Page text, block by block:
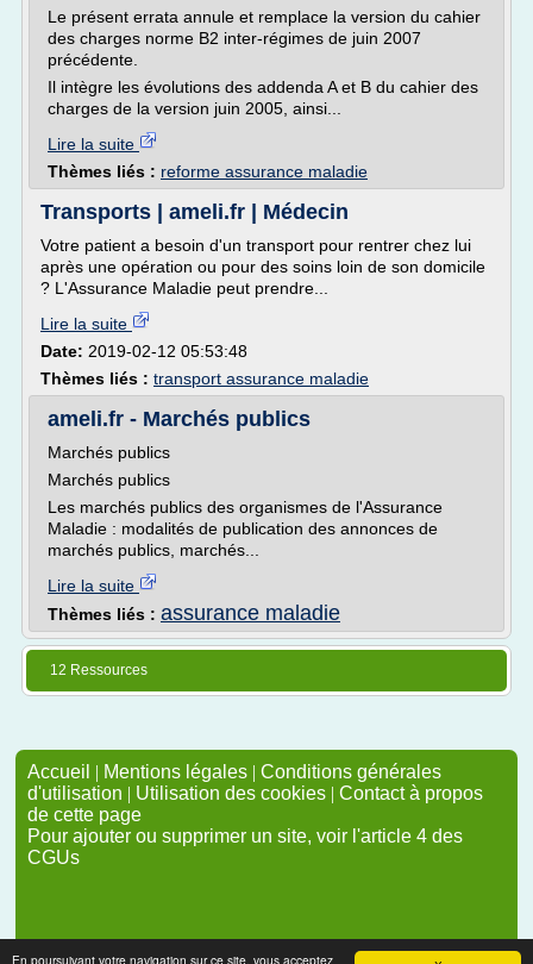
En poursuivant votre navigation sur ce site, vous acceptez
Le présent errata annule et remplace la version du cahier
des charges norme B2 inter-régimes de juin 2007
précédente.
Il intègre les évolutions des addenda A et B du cahier des
charges de la version juin 2005, ainsi...
Lire la suite
Thèmes liés : reforme assurance maladie
Transports | ameli.fr | Médecin
Votre patient a besoin d'un transport pour rentrer chez lui
après une opération ou pour des soins loin de son domicile
? L'Assurance Maladie peut prendre...
Lire la suite
Date: 2019-02-12 05:53:48
Thèmes liés : transport assurance maladie
ameli.fr - Marchés publics
Marchés publics
Marchés publics
Les marchés publics des organismes de l'Assurance
Maladie : modalités de publication des annonces de
marchés publics, marchés...
Lire la suite
Thèmes liés : assurance maladie
12 Ressources
Accueil | Mentions légales | Conditions générales
d'utilisation | Utilisation des cookies | Contact à propos
de cette page
Pour ajouter ou supprimer un site, voir l'article 4 des
CGUs